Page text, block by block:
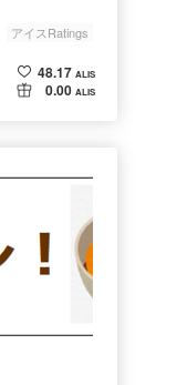
アイスRatings
48.17 ALIS
0.00 ALIS